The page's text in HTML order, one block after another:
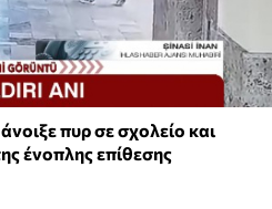
πυρ σε σχολείο και
ένοπλης επίθεσης